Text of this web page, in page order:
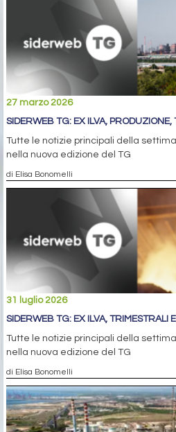
27 marzo 2026
SIDERWEB TG: EX ILVA, PRODUZIONE,
Tutte le notizie principali della
nella nuova edizione del TG
di Elisa Bonomelli
31 luglio 2026
SIDERWEB TG: EX ILVA, TRIMESTRALI
Tutte le notizie principali della
nella nuova edizione del TG
di Elisa Bonomelli